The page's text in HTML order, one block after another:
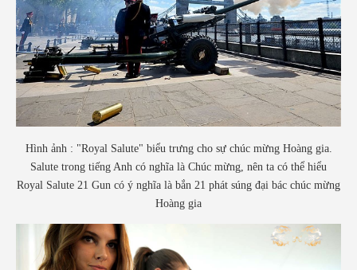
Hình ảnh : "Royal Salute" biểu trưng cho sự chúc mừng Hoàng gia.
Salute trong tiếng Anh có nghĩa là Chúc mừng, nên ta có thể hiểu
Royal Salute 21 Gun có ý nghĩa là bắn 21 phát súng đại bác chúc mừng
Hoàng gia